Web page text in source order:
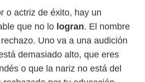
o actriz de éxito, hay un
que no lo logran. El nombre
Uno va a una audición
demasiado alto, que eres
o que la nariz no está del